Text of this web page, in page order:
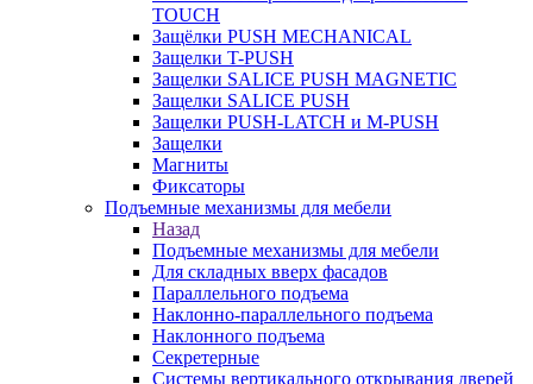
TOUCH
Защёлки PUSH MECHANICAL
Защелки T-PUSH
Защелки SALICE PUSH MAGNETIC
Защелки SALICE PUSH
Защелки PUSH-LATCH и M-PUSH
Защелки
Магниты
Фиксаторы
Подъемные механизмы для мебели
Назад
Подъемные механизмы для мебели
Для складных вверх фасадов
Параллельного подъема
Наклонно-параллельного подъема
Наклонного подъема
Секретерные
Системы вертикального открывания дверей